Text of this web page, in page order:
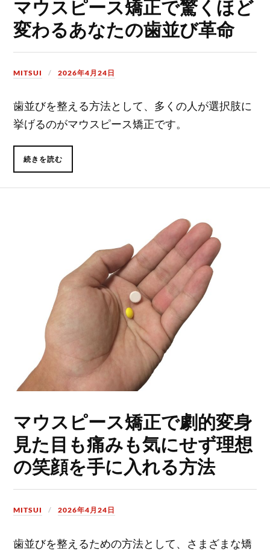
マウスピース矯正で驚くほど
変わるあなたの歯並び革命
MITSUI 2026年4月24日
歯並びを整える方法として、多くの人が選択肢に
挙げるのがマウスピース矯正です。
続きを読む
マウスピース矯正で劇的変身
見た目も痛みも気にせず理想
の笑顔を手に入れる方法
MITSUI 2026年4月24日
歯並びを整えるための方法として、さまざまな矯